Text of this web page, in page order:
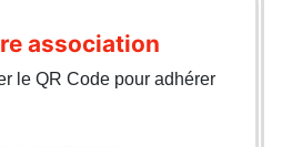
association
le QR Code pour adhérer